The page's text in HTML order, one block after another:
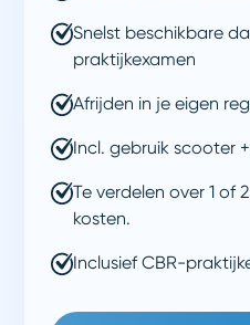
Snelst beschikbare
praktijkexamen
Afrijden in je eigen
Incl. gebruik scooter
Te verdelen over 1 of
kosten.
Inclusief CBR-